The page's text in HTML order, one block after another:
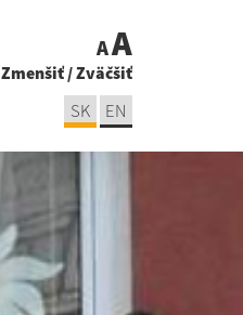
AA
Zmenšiť/Zväčšiť
SK EN